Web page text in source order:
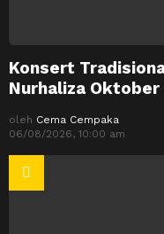
Konsert
Nurhaliza Oktober
oleh Cema Cempaka
06/08/2026, 10:00 am